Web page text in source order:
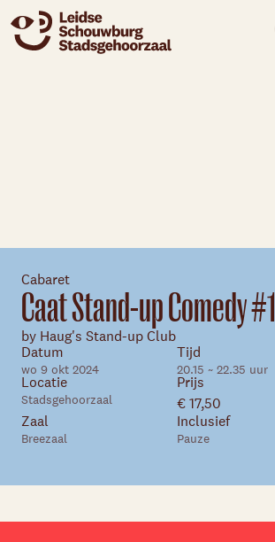
Skip navigatie
naar agenda
Cabaret
Caat Stand-up Comedy #1
by Haug's Stand-up Club
Datum
wo 9 okt 2024
Tijd
20.15 ~ 22.35 uur
Locatie
Stadsgehoorzaal
Prijs
€ 17,50
Zaal
Breezaal
Inclusief
Pauze